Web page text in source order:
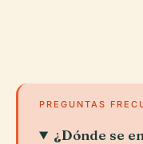
PREGUNTAS
¿Dónde se